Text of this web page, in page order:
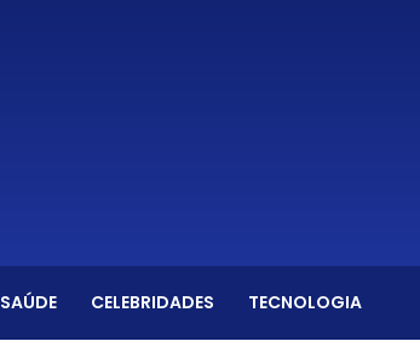
SAÚDE CELEBRIDADES TECNOLOGIA